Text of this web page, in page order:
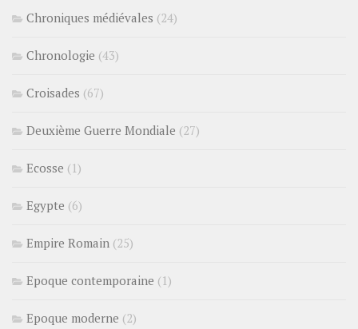
Chroniques médiévales (24)
Chronologie (43)
Croisades (67)
Deuxième Guerre Mondiale (27)
Ecosse (1)
Egypte (6)
Empire Romain (25)
Epoque contemporaine (1)
Epoque moderne (2)